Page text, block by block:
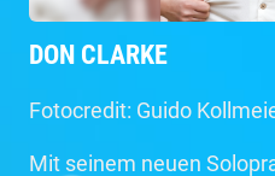
DON CLARKE
Fotocredit: Guido
Mit seinem neuen